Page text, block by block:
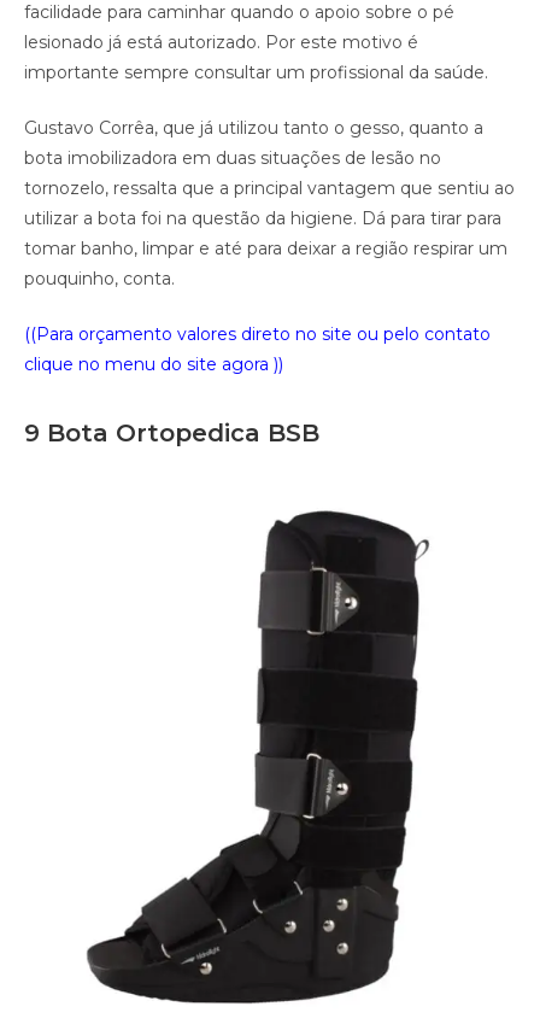
facilidade para caminhar quando o apoio sobre o pé
lesionado já está autorizado. Por este motivo é
importante sempre consultar um profissional da saúde.
Gustavo Corrêa, que já utilizou tanto o gesso, quanto a
bota imobilizadora em duas situações de lesão no
tornozelo, ressalta que a principal vantagem que sentiu ao
utilizar a bota foi na questão da higiene. Dá para tirar para
tomar banho, limpar e até para deixar a região respirar um
pouquinho, conta.
((Para orçamento valores direto no site ou pelo contato
clique no menu do site agora ))
9 Bota Ortopedica BSB